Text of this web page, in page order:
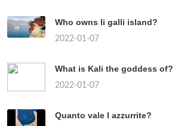
Who owns li galli island?
2022-01-07
What is Kali the goddess of?
2022-01-07
Quanto vale l azzurrite?